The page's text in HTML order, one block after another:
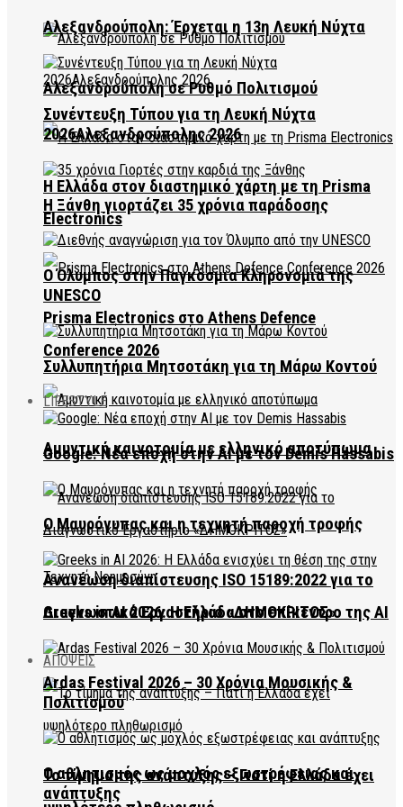
Αλεξανδρούπολη σε Ρυθμό Πολιτισμού
Η Ελλάδα στον διαστημικό χάρτη με τη Prisma
Electronics
Prisma Electronics στο Athens Defence
Conference 2026
Αμυντική καινοτομία με ελληνικό αποτύπωμα
Ανανέωση διαπίστευσης ISO 15189:2022 για το
Διαγνωστικό Εργαστήριο «ΔΗΜΟΚΡΙΤΟΣ»
ΑΠΟΨΕΙΣ
Το τίμημα της ανάπτυξης – Γιατί η Ελλάδα έχει
Αλεξανδρούπολη: Έρχεται η 13η Λευκή Νύχτα
Συνέντευξη Τύπου για τη Λευκή Νύχτα
2026Αλεξανδρούπολης 2026
Η Ξάνθη γιορτάζει 35 χρόνια παράδοσης
Ο Όλυμπος στην Παγκόσμια Κληρονομιά της
UNESCO
Συλλυπητήρια Μητσοτάκη για τη Μάρω Κοντού
LIFESTYLE
Google: Νέα εποχή στην AI με τον Demis Hassabis
Ο Μαυρόγυπας και η τεχνητή παροχή τροφής
Greeks in AI 2026: Η Ελλάδα στο επίκεντρο της AI
Ardas Festival 2026 – 30 Χρόνια Μουσικής &
Πολιτισμού
Ο αθλητισμός ως μοχλός εξωστρέφειας και
ανάπτυξης